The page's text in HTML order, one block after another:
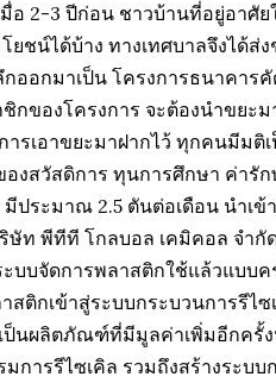
อ 2-3 ปีก่อน ชาวบ้านที่อยู่อาศัย
ชน์ได้บ้าง ทางเทศบาลจึงได้ส่ง
ออกมาเป็น โครงการธนาคาร
กของโครงการ จะต้องนำขยะม
รเอาขยะมาฝากไว้ ทุกคนมีมติ
องสวัสดิการ ทุนการศึกษา ค่ารัก
ประมาณ 2.5 ตันต่อเดือน นำเข้
ษัท พีทีที โกลบอล เคมิคอล จำกั
ะบบจัดการพลาสติกใช้แล้วแบบค
ติกเข้าสู่ระบบกระบวนการรีไซ
ป็นผลิตภัณฑ์ที่มีมูลค่าเพิ่มอีกครั้
การรีไซเคิล รวมถึงสร้างระบบ